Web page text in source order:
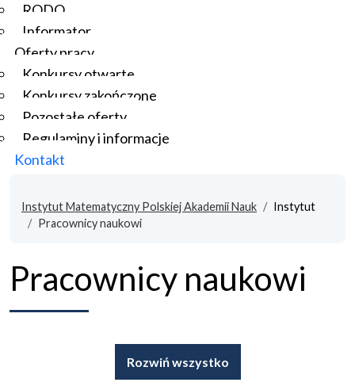
RODO
Informator
Oferty pracy
Konkursy otwarte
Konkursy zakończone
Pozostałe oferty
Regulaminy i informacje
Kontakt
Instytut Matematyczny Polskiej Akademii Nauk
Instytut
Pracownicy naukowi
Pracownicy naukowi
Rozwiń wszystko